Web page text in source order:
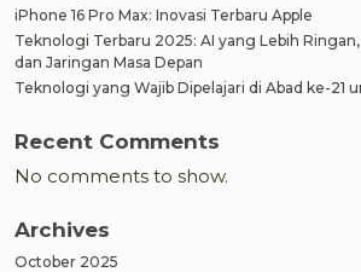
Simpel!
Inilah
Contoh
Teks
Generator
nya!
iPhone 16 Pro Max: Inovasi Terbaru Apple
Teknologi Terbaru 2025: AI yang Lebih
dan Jaringan Masa Depan
Teknologi yang Wajib Dipelajari di Abad ke-21
Recent Comments
No comments to show.
Archives
October 2025